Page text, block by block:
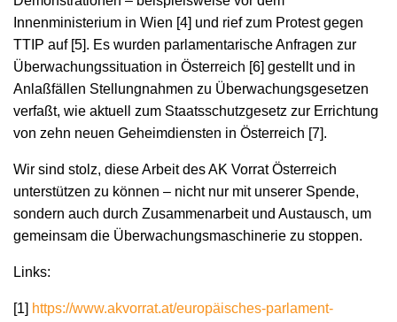
Innenministerium in Wien [4] und rief zum Protest gegen
TTIP auf [5]. Es wurden parlamentarische Anfragen zur
Überwachungssituation in Österreich [6] gestellt und in
Anlaßfällen Stellungnahmen zu Überwachungsgesetzen
verfaßt, wie aktuell zum Staatsschutzgesetz zur Errichtung
von zehn neuen Geheimdiensten in Österreich [7].
Wir sind stolz, diese Arbeit des AK Vorrat Österreich
unterstützen zu können – nicht nur mit unserer Spende,
sondern auch durch Zusammenarbeit und Austausch, um
gemeinsam die Überwachungsmaschinerie zu stoppen.
Links:
[1] https://www.akvorrat.at/europäisches-parlament-